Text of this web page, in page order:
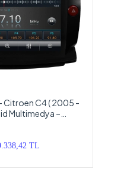
Citroen C4 ( 2005 -
Multimedya –
Double Teyp
TL